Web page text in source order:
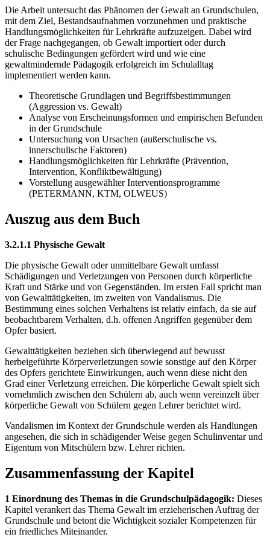
Die Arbeit untersucht das Phänomen der Gewalt an Grundschulen,
mit dem Ziel, Bestandsaufnahmen vorzunehmen und praktische
Handlungsmöglichkeiten für Lehrkräfte aufzuzeigen. Dabei wird
der Frage nachgegangen, ob Gewalt importiert oder durch
schulische Bedingungen gefördert wird und wie eine
gewaltmindernde Pädagogik erfolgreich im Schulalltag
implementiert werden kann.
Theoretische Grundlagen und Begriffsbestimmungen
(Aggression vs. Gewalt)
Analyse von Erscheinungsformen und empirischen Befunden
in der Grundschule
Untersuchung von Ursachen (außerschulische vs.
innerschulische Faktoren)
Handlungsmöglichkeiten für Lehrkräfte (Prävention,
Intervention, Konfliktbewältigung)
Vorstellung ausgewählter Interventionsprogramme
(PETERMANN, KTM, OLWEUS)
Auszug aus dem Buch
3.2.1.1 Physische Gewalt
Die physische Gewalt oder unmittelbare Gewalt umfasst
Schädigungen und Verletzungen von Personen durch körperliche
Kraft und Stärke und von Gegenständen. Im ersten Fall spricht man
von Gewalttätigkeiten, im zweiten von Vandalismus. Die
Bestimmung eines solchen Verhaltens ist relativ einfach, da sie auf
beobachtbarem Verhalten, d.h. offenen Angriffen gegenüber dem
Opfer basiert.
Gewalttätigkeiten beziehen sich überwiegend auf bewusst
herbeigeführte Körperverletzungen sowie sonstige auf den Körper
des Opfers gerichtete Einwirkungen, auch wenn diese nicht den
Grad einer Verletzung erreichen. Die körperliche Gewalt spielt sich
vornehmlich zwischen den Schülern ab, auch wenn vereinzelt über
körperliche Gewalt von Schülern gegen Lehrer berichtet wird.
Vandalismen im Kontext der Grundschule werden als Handlungen
angesehen, die sich in schädigender Weise gegen Schulinventar und
Eigentum von Mitschülern bzw. Lehrer richten.
Zusammenfassung der Kapitel
1 Einordnung des Themas in die Grundschulpädagogik: Dieses
Kapitel verankert das Thema Gewalt im erzieherischen Auftrag der
Grundschule und betont die Wichtigkeit sozialer Kompetenzen für
ein friedliches Miteinander.